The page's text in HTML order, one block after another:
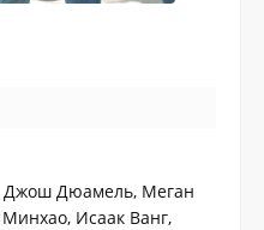
Джош Дюамель, Меган
Исаак Ванг,